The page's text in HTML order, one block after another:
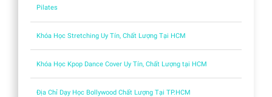
Pilates
Khóa Học Stretching Uy Tín, Chất Lượng Tại HCM
Khóa Học Kpop Dance Cover Uy Tín, Chất Lượng tại HCM
Địa Chỉ Dạy Học Bollywood Chất Lượng Tại TP.HCM